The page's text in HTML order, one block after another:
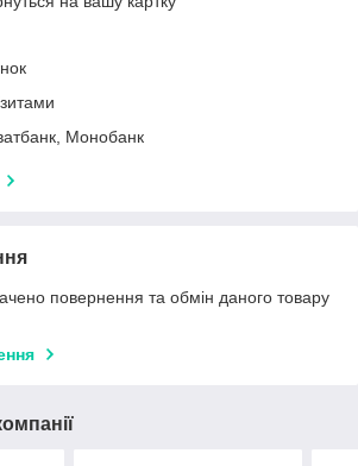
Монобанк
повернення та обмін даного товару